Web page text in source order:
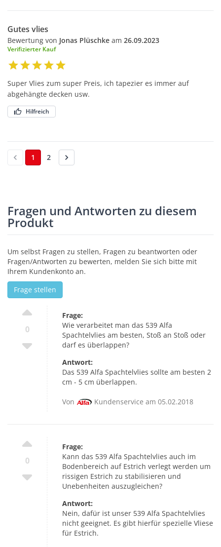
Gutes vlies
Bewertung von Jonas Plüschke am 26.09.2023
Verifizierter Kauf
Super Vlies zum super Preis, ich tapezier es immer auf
abgehängte decken usw.
Hilfreich
1 2
Fragen und Antworten zu diesem
Produkt
Um selbst Fragen zu stellen, Fragen zu beantworten oder
Fragen/Antworten zu bewerten, melden Sie sich bitte mit
Ihrem Kundenkonto an.
Frage stellen
0
Frage:
Wie verarbeitet man das 539 Alfa
Spachtelvlies am besten, Stoß an Stoß oder
darf es überlappen?
Antwort:
Das 539 Alfa Spachtelvlies sollte am besten 2
cm - 5 cm überlappen.
Von Kundenservice am 05.02.2018
0
Frage:
Kann das 539 Alfa Spachtelvlies auch im
Bodenbereich auf Estrich verlegt werden um
rissigen Estrich zu stabilisieren und
Unebenheiten auszugleichen?
Antwort:
Nein, dafür ist unser 539 Alfa Spachtelvlies
nicht geeignet. Es gibt hierfür spezielle Vliese
für Estrich.